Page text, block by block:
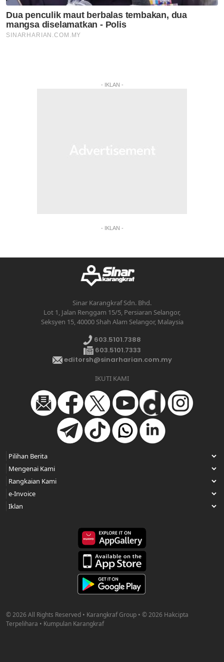
- IKLAN -
- IKLAN -
Sinar Karangkraf Sdn. Bhd.
Lot 1, Jalan Renggam 15/5, Persiaran Selangor,
Seksyen 15, 40000 Shah Alam Selangor, Malaysia
603.5101.7388
603.5101.7333
editorsh@sinarharian.com.my
IKUTI KAMI
© 2026 All Rights Reserved • Karangkraf Group • © 2026 Hakcipta
Terpelihara • Kumpulan Karangkraf